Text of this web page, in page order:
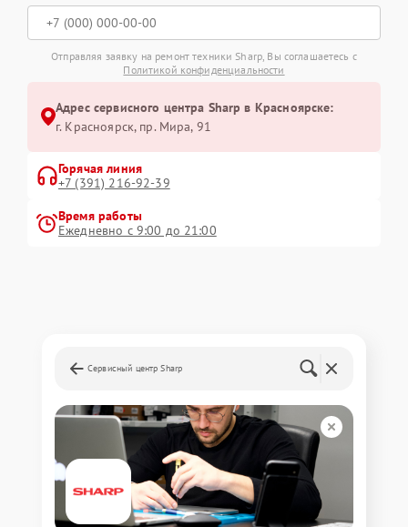
Отправляя заявку на ремонт техники Sharp, Вы соглашаетесь с
Политикой конфиденциальности
Адрес сервисного центра Sharp в Красноярске:
г. Красноярск, ​пр. Мира, 91
Горячая линия
+7 (391) 216-92-39
Время работы
Ежедневно с 9:00 до 21:00
Сервисный центр Sharp